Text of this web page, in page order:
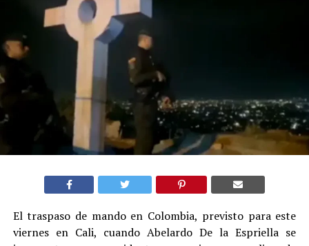
El traspaso de mando en Colombia, previsto para este
viernes en Cali, cuando Abelardo De la Espriella se